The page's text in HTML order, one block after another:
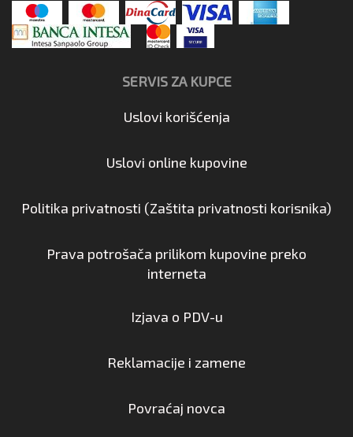
SERVIS ZA KUPCE
Uslovi korišćenja
Uslovi online kupovine
Politika privatnosti (Zaštita privatnosti korisnika)
Prava potrošača prilikom kupovine preko
interneta
Izjava o PDV-u
Reklamacije i zamene
Povraćaj novca